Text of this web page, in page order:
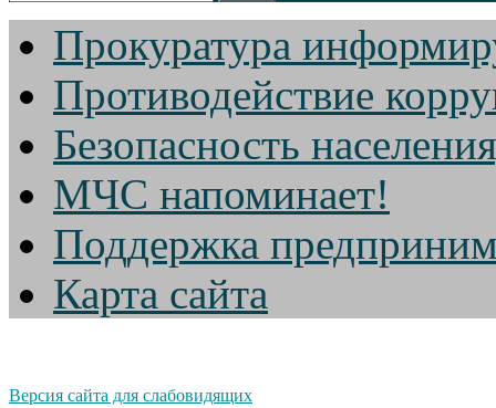
Прокуратура
Противодействие
Безопасность
МЧС напоминает!
Поддержка
Карта сайта
Версия сайта для слабовидящих